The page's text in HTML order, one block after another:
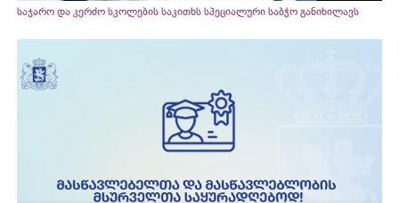
საჯარო და კერძო სკოლების საკითხს სპეციალური საბჭო განიხილავს